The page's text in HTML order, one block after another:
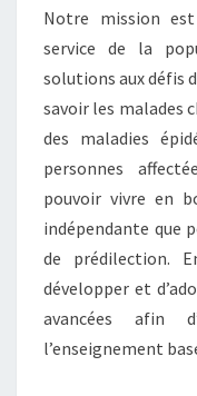
Notre mission
service de la
solutions aux défis
savoir les malades
des maladies
personnes
pouvoir vivre en
indépendante que
de prédilection.
développer et
avancées afin
l’enseignement